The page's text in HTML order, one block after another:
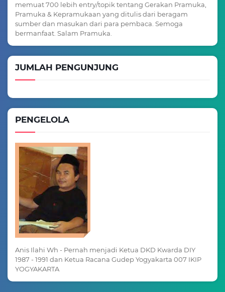
memuat 700 lebih entry/topik tentang Gerakan Pramuka,
Pramuka & Kepramukaan yang ditulis dari beragam
sumber dan masukan dari para pembaca. Semoga
bermanfaat. Salam Pramuka.
JUMLAH PENGUNJUNG
PENGELOLA
Anis Ilahi Wh - Pernah menjadi Ketua DKD Kwarda DIY
1987 - 1991 dan Ketua Racana Gudep Yogyakarta 007 IKIP
YOGYAKARTA